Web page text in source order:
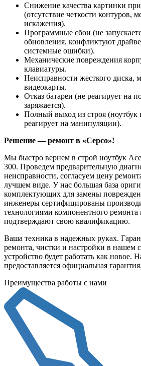
Снижение качества картинки
(отсутствие четкости контуров,
искажения).
Программные сбои (не
обновления, конфликтуют
системные ошибки).
Механические повреждения
клавиатуры.
Неисправности жесткого диска,
видеокарты.
Отказ батареи (не реагирует на
заряжается).
Полный выход из строя (ноутбук
реагирует на манипуляции).
Решение — ремонт в «Серсо»!
Мы быстро вернем в строй ноутбук
300. Проведем предварительную
неисправности, согласуем цену
лучшем виде. У нас большая база
комплектующих для замены
инженеры сертифицированы
технологиями компонентного ремонта
подтверждают свою квалификацию.
Ваша техника в надежных руках.
ремонта, чистки и настройки в нашем
устройство будет работать как новое.
предоставляется официальная гарантия.
Преимущества работы с нами